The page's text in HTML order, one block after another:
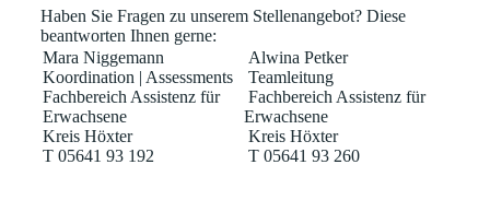
Haben Sie Fragen zu unserem Stellenangebot? Diese
beantworten Ihnen gerne:
Mara Niggemann
Koordination | Assessments
Fachbereich Assistenz für
Erwachsene
Kreis Höxter
T 05641 93 192
Alwina Petker
Teamleitung
Fachbereich Assistenz für
Erwachsene
Kreis Höxter
T 05641 93 260